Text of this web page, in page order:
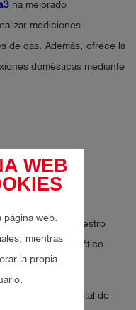
WEB
página web.
mientras
la propia
ha mejorado
mediciones
de gas. Además, ofrece la
domésticas mediante
y de nuestro
central automático
una superficie total de